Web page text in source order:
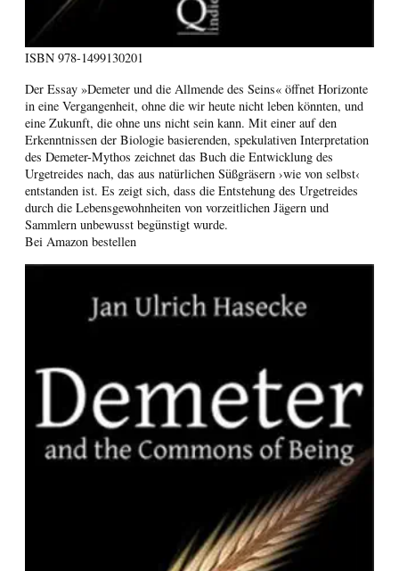
ISBN 978-1499130201
Der Essay »Demeter und die Allmende des Seins« öffnet Horizonte
in eine Vergangenheit, ohne die wir heute nicht leben könnten, und
eine Zukunft, die ohne uns nicht sein kann. Mit einer auf den
Erkenntnissen der Biologie basierenden, spekulativen Interpretation
des Demeter-Mythos zeichnet das Buch die Entwicklung des
Urgetreides nach, das aus natürlichen Süßgräsern ›wie von selbst‹
entstanden ist. Es zeigt sich, dass die Entstehung des Urgetreides
durch die Lebensgewohnheiten von vorzeitlichen Jägern und
Sammlern unbewusst begünstigt wurde.
Bei Amazon bestellen